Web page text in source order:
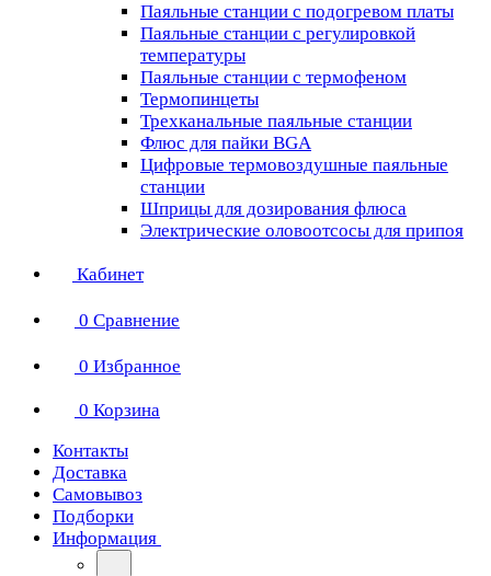
Паяльные станции с подогревом платы
Паяльные станции с регулировкой
температуры
Паяльные станции с термофеном
Термопинцеты
Трехканальные паяльные станции
Флюс для пайки BGA
Цифровые термовоздушные паяльные
станции
Шприцы для дозирования флюса
Электрические оловоотсосы для припоя
Кабинет
0 Сравнение
0 Избранное
0 Корзина
Контакты
Доставка
Самовывоз
Подборки
Информация